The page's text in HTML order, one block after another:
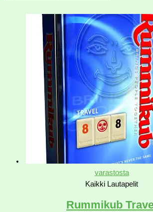
varastosta
Kaikki Lautapelit
Rummikub